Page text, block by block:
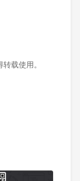
载使用。